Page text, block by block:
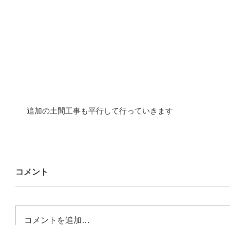
追加の土間工事も平行して行っていきます
コメント
コメントを追加…